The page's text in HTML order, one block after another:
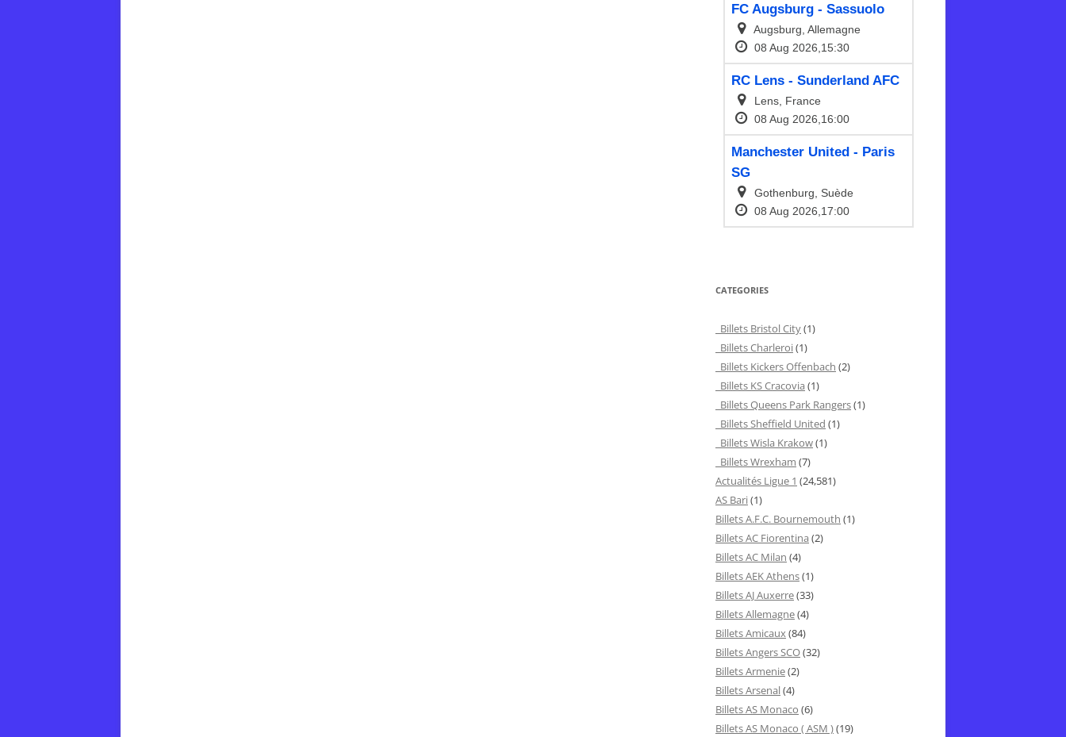
CATEGORIES
Billets Bristol City(1)
Billets Charleroi(1)
Billets Kickers Offenbach (2)
Billets KS Cracovia (1)
Billets Queens Park Rangers(1)
Billets Sheffield United (1)
Billets Wisla Krakow(1)
Billets Wrexham (7)
Actualités Ligue 1 (24,581)
AS Bari(1)
Billets A.F.C. Bournemouth (1)
Billets AC Fiorentina (2)
Billets AC Milan (4)
Billets AEK Athens(1)
Billets AJ Auxerre(33)
Billets Allemagne(4)
Billets Amicaux(84)
Billets Angers SCO(32)
Billets Armenie(2)
Billets Arsenal(4)
Billets AS Monaco (6)
Billets AS Monaco ( ASM )(19)